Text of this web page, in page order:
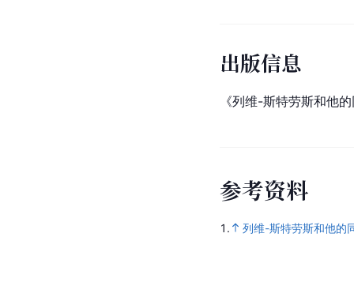
出版信息
《列维-斯特劳斯和他
参考资料
1. 列维-斯特劳斯和他的